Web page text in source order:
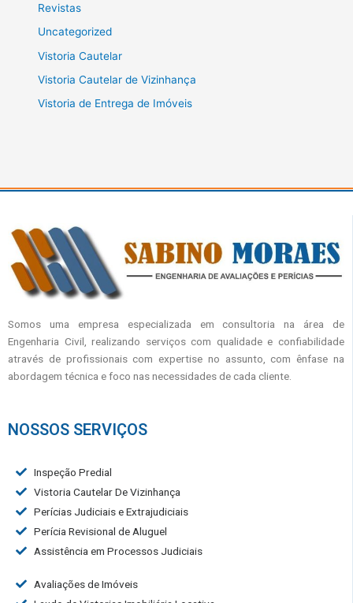
Revistas
Uncategorized
Vistoria Cautelar
Vistoria Cautelar de Vizinhança
Vistoria de Entrega de Imóveis
Somos uma empresa especializada em consultoria na área de
Engenharia Civil, realizando serviços com qualidade e confiabilidade
através de profissionais com expertise no assunto, com ênfase na
abordagem técnica e foco nas necessidades de cada cliente.
NOSSOS SERVIÇOS
Inspeção Predial
Vistoria Cautelar De Vizinhança
Perícias Judiciais e Extrajudiciais
Perícia Revisional de Aluguel
Assistência em Processos Judiciais
Avaliações de Imóveis